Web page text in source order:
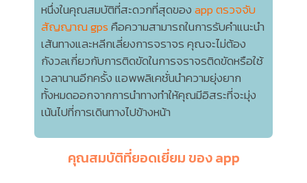
หนึ่งในคุณสมบัติที่สะดวกที่สุดของapp ตรวจจับ
สัญญาณ gpsคือความสามารถในการรับคำแนะนำ
เส้นทางและหลีกเลี่ยงการจราจร คุณจะไม่ต้อง
กังวลเกี่ยวกับการติดขัดในการจราจรติดขัดหรือใช้
เวลานานอีกครั้ง แอพพลิเคชั่นนำความยุ่งยาก
ทั้งหมดออกจากการนำทางทำให้คุณมีอิสระที่จะมุ่ง
เน้นไปที่การเดินทางไปข้างหน้า
คุณสมบัติที่ยอดเยี่ยม ของ app